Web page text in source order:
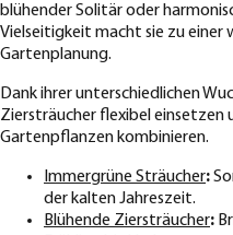
blühender Solitär oder
Vielseitigkeit macht sie zu einer
Gartenplanung.
Dank ihrer unterschiedlichen
Ziersträucher flexibel einsetzen
Gartenpflanzen kombinieren.
Immergrüne Sträucher:
der kalten Jahreszeit.
Blühende Ziersträucher: